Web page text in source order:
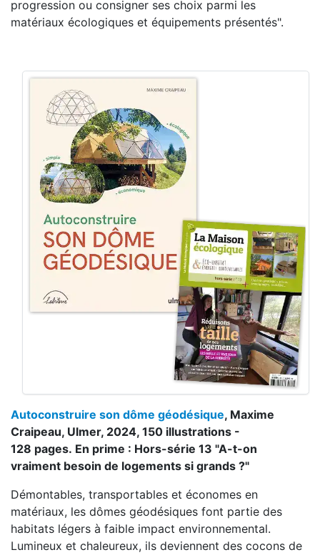
progression ou consigner ses choix parmi les
matériaux écologiques et équipements présentés".
Autoconstruire son dôme géodésique, Maxime
Craipeau, Ulmer, 2024, 150 illustrations -
128 pages. En prime : Hors-série 13 "A-t-on
vraiment besoin de logements si grands ?"
Démontables, transportables et économes en
matériaux, les dômes géodésiques font partie des
habitats légers à faible impact environnemental.
Lumineux et chaleureux, ils deviennent des cocons de